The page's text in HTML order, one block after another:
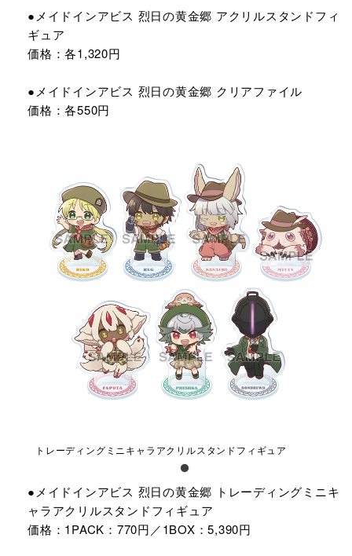
●メイドインアビス 烈日の黄金郷 アクリルスタンドフィ
ギュア
価格：各1,320円
●メイドインアビス 烈日の黄金郷 クリアファイル
価格：各550円
トレーディングミニキャラアクリルスタンドフィギュア
●メイドインアビス 烈日の黄金郷 トレーディングミニキ
ャラアクリルスタンドフィギュア
価格：1PACK：770円／1BOX：5,390円